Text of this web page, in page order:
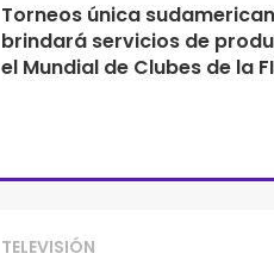
Torneos única
brindará servicios de
el Mundial de Clubes de la
TELEVISIÓN